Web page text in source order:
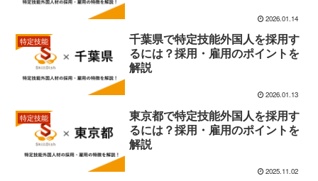
2026.01.14
特定技能
千葉県で特定技能外国人を採用す
るには？採用・雇用のポイントを
解説
2026.01.13
特定技能
東京都で特定技能外国人を採用す
るには？採用・雇用のポイントを
解説
2025.11.02